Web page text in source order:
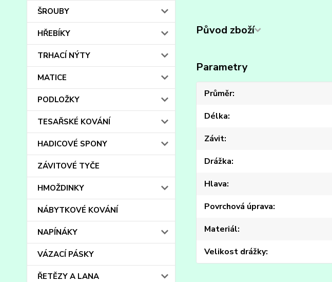
ŠROUBY
HŘEBÍKY
TRHACÍ NÝTY
MATICE
PODLOŽKY
TESAŘSKÉ KOVÁNÍ
HADICOVÉ SPONY
ZÁVITOVÉ TYČE
HMOŽDINKY
NÁBYTKOVÉ KOVÁNÍ
NAPÍNÁKY
VÁZACÍ PÁSKY
ŘETĚZY A LANA
Původ zboží
Parametry
Průměr
Délka
Závit
Drážka
Hlava
Povrchová úprava
Materiál
Velikost drážky